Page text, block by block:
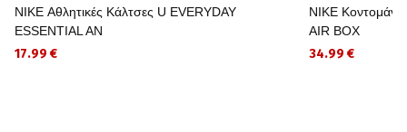
NIKE Αθλητικές Κάλτσες U EVERYDAY
ESSENTIAL AN
17.99 €
NIKE
AIR BOX
34.99 €